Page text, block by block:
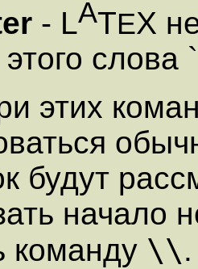
- LATEX
слова
этих
будут
начало
команду \\.